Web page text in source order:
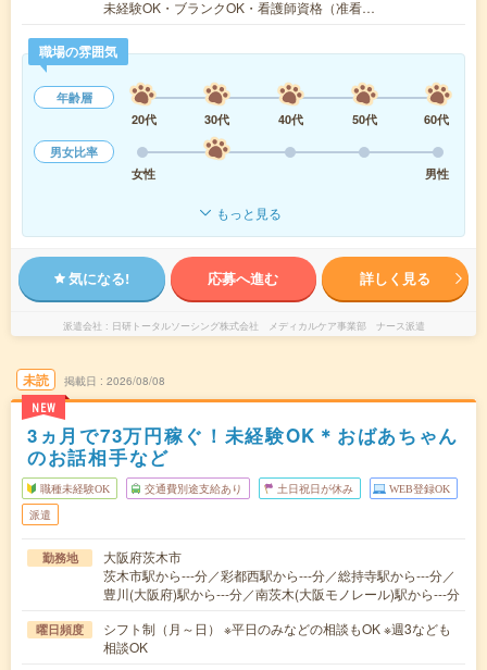
未経験OK・ブランクOK・看護師資格（准看…
職場の雰囲気
年齢層
20代
30代 40代 50代
60代
男女比率
女性
男性
もっと見る
気になる! 応募へ進む 詳しく見る
派遣会社 日研トータルソーシング株式会社 メディカルケア事業部 ナース派遣
未読
NEW
掲載日 2026/08/08
3ヵ月で73万円稼ぐ！未経験OK＊おばあちゃん
のお話相手など
職種未経験OK 交通費別途支給あり 土日祝日が休み WEB登録OK
派遣
勤務地
大阪府茨木市
茨木市駅から---分／彩都西駅から---分／総持寺駅から---分／
豊川(大阪府)駅から---分／南茨木(大阪モノレール)駅から---分
曜日頻度
シフト制（月～日） ※平日のみなどの相談もOK ※週3なども
相談OK